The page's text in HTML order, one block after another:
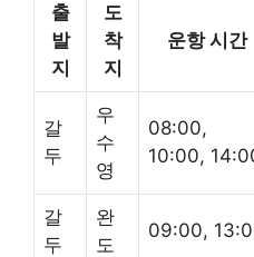
출
발
지
도
착
지
운항 시간
갈
두
우
수
영
08:00,
10:00,
갈
두
완
도
09:00,